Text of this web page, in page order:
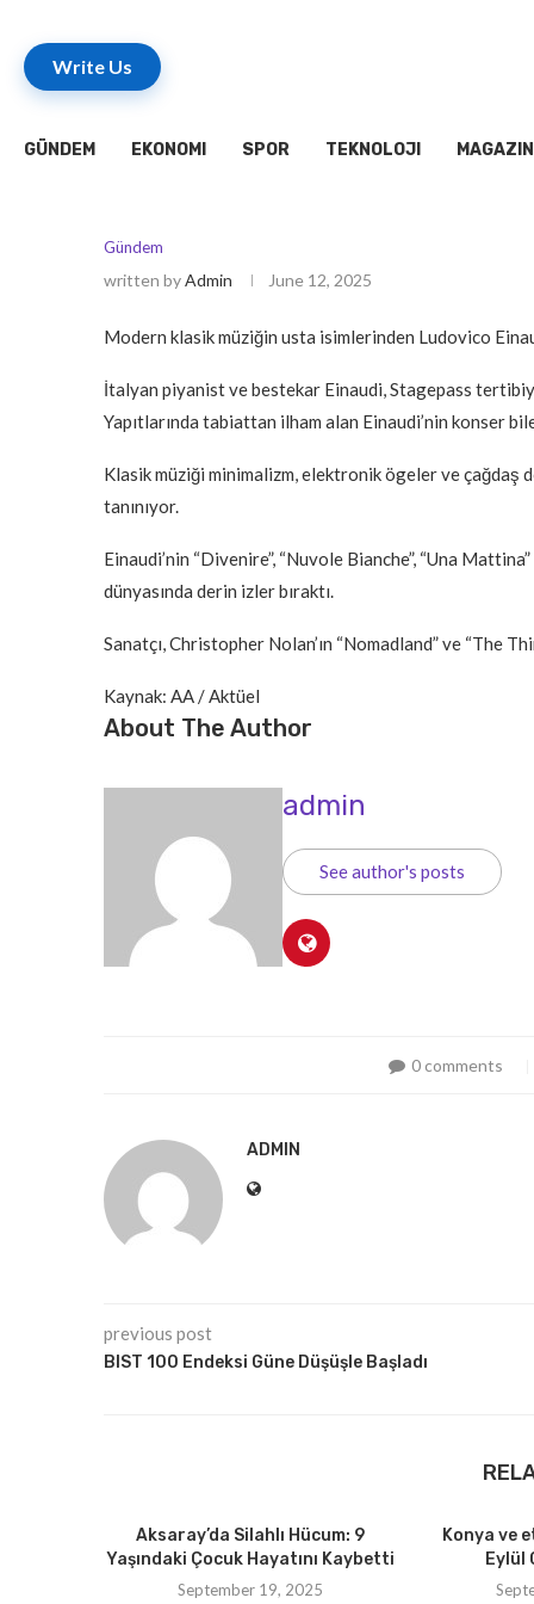
Write Us
GÜNDEM EKONOMI SPOR TEKNOLOJI MAGAZIN
Gündem
written byAdmin June 12, 2025
Modern klasik müziğin usta isimlerinden Ludovico
İtalyan piyanist ve bestekar Einaudi, Stagepass
Yapıtlarında tabiattan ilham alan Einaudi’nin konser
Klasik müziği minimalizm, elektronik ögeler ve çağdaş
tanınıyor.
Einaudi’nin “Divenire”, “Nuvole Bianche”, “Una
dünyasında derin izler bıraktı.
Sanatçı, Christopher Nolan’ın “Nomadland” ve “The
Kaynak: AA / Aktüel
About The Author
admin
See author's posts
0 comments
ADMIN
previous post
BIST 100 Endeksi Güne Düşüşle Başladı
Aksaray’da Silahlı Hücum: 9
Yaşındaki Çocuk Hayatını Kaybetti
September 19, 2025
Konya ve
Eylül